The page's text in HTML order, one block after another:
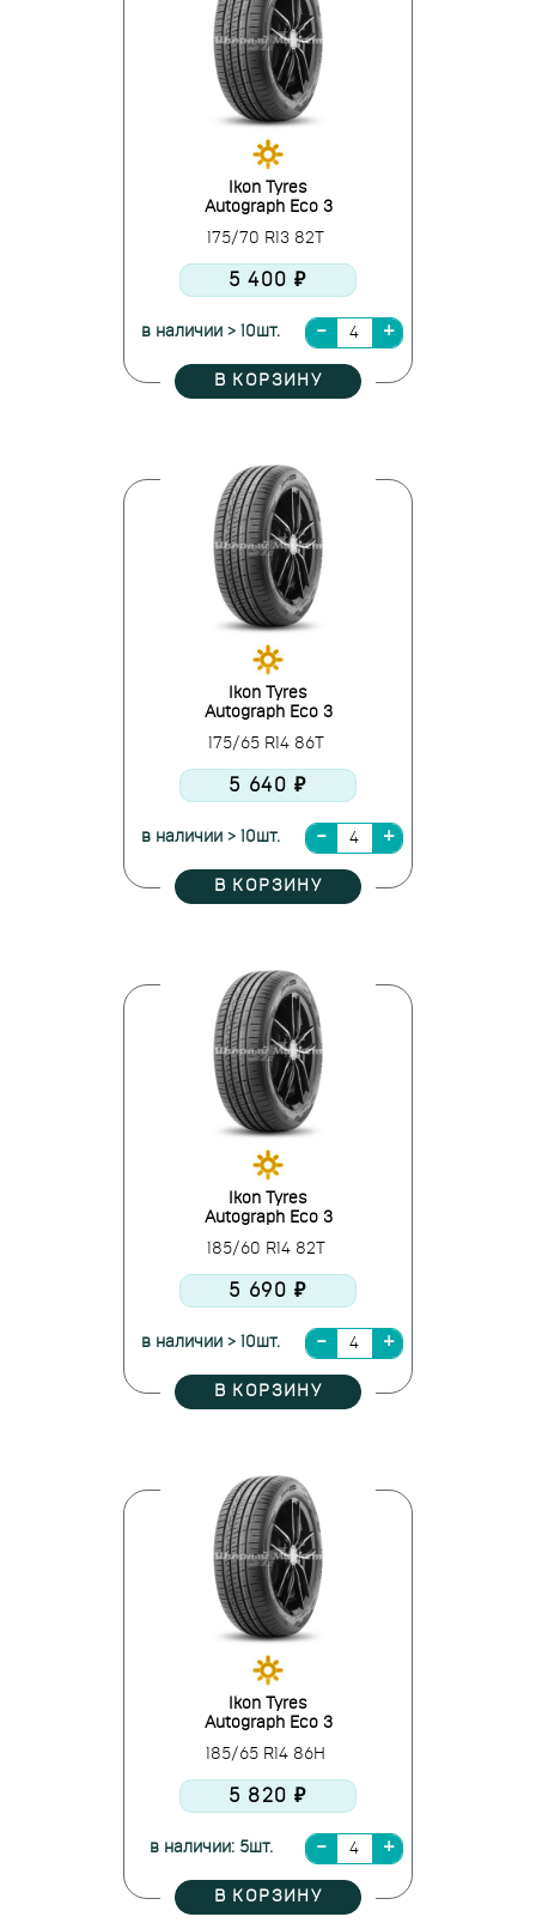
Ikon Tyres
Autograph Eco 3
175/70 R13 82T
5 400 ₽
в наличии > 10шт.
В КОРЗИНУ
Ikon Tyres
Autograph Eco 3
175/65 R14 86T
5 640 ₽
в наличии > 10шт.
В КОРЗИНУ
Ikon Tyres
Autograph Eco 3
185/60 R14 82T
5 690 ₽
в наличии > 10шт.
В КОРЗИНУ
Ikon Tyres
Autograph Eco 3
185/65 R14 86H
5 820 ₽
в наличии: 5шт.
В КОРЗИНУ